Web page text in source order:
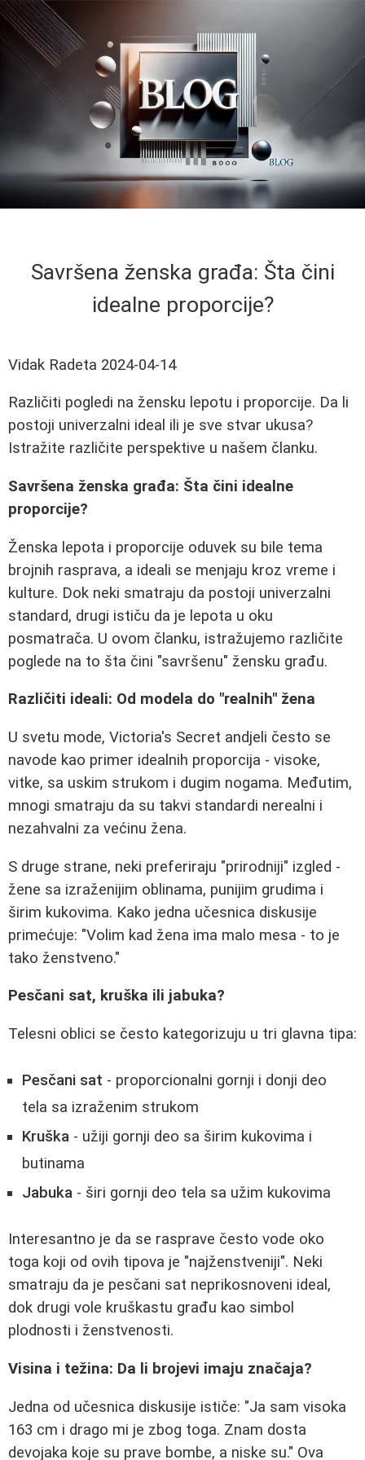
Savršena ženska građa: Šta čini
idealne proporcije?
Vidak Radeta 2024-04-14
Različiti pogledi na žensku lepotu i proporcije. Da li
postoji univerzalni ideal ili je sve stvar ukusa?
Istražite različite perspektive u našem članku.
Savršena ženska građa: Šta čini idealne
proporcije?
Ženska lepota i proporcije oduvek su bile tema
brojnih rasprava, a ideali se menjaju kroz vreme i
kulture. Dok neki smatraju da postoji univerzalni
standard, drugi ističu da je lepota u oku
posmatrača. U ovom članku, istražujemo različite
poglede na to šta čini "savršenu" žensku građu.
Različiti ideali: Od modela do "realnih" žena
U svetu mode, Victoria's Secret andjeli često se
navode kao primer idealnih proporcija - visoke,
vitke, sa uskim strukom i dugim nogama. Međutim,
mnogi smatraju da su takvi standardi nerealni i
nezahvalni za većinu žena.
S druge strane, neki preferiraju "prirodniji" izgled -
žene sa izraženijim oblinama, punijim grudima i
širim kukovima. Kako jedna učesnica diskusije
primećuje: "Volim kad žena ima malo mesa - to je
tako ženstveno."
Pesčani sat, kruška ili jabuka?
Telesni oblici se često kategorizuju u tri glavna tipa:
Pesčani sat - proporcionalni gornji i donji deo
tela sa izraženim strukom
Kruška - užiji gornji deo sa širim kukovima i
butinama
Jabuka - širi gornji deo tela sa užim kukovima
Interesantno je da se rasprave često vode oko
toga koji od ovih tipova je "najženstveniji". Neki
smatraju da je pesčani sat neprikosnoveni ideal,
dok drugi vole kruškastu građu kao simbol
plodnosti i ženstvenosti.
Visina i težina: Da li brojevi imaju značaja?
Jedna od učesnica diskusije ističe: "Ja sam visoka
163 cm i drago mi je zbog toga. Znam dosta
devojaka koje su prave bombe, a niske su." Ova